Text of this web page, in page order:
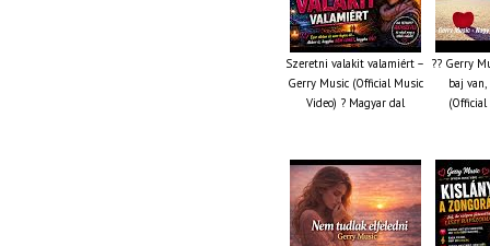
Szeretni valakit valamiért –
Gerry Music (Official Music
Video) ? Magyar dal
?? Gerry
baj
(Official